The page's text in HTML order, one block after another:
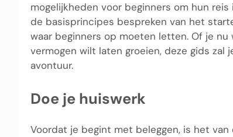
mogelijkheden voor beginners om hun
de basisprincipes bespreken van het
waar beginners op moeten letten. Of je
vermogen wilt laten groeien, deze gids zal
avontuur.
Doe je huiswerk
Voordat je begint met beleggen, is het